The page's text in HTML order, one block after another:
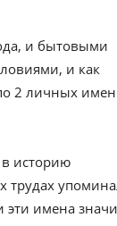
и бытовыми
и как
2 личных
в историю
трудах
эти имена